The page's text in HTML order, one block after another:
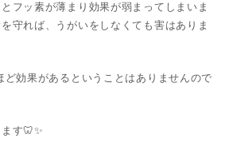
フッ素が薄まり効果が弱まってしまいま
守れば、うがいをしなくても害はありま
ど効果があるということはありませんので
す🦷✨